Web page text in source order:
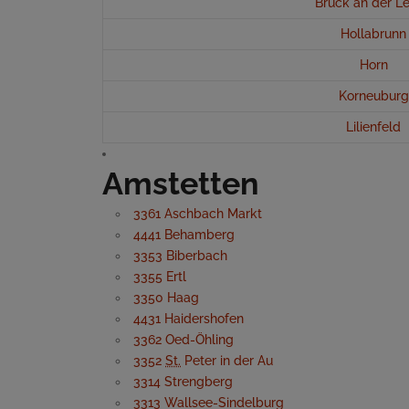
Hollabrunn
Horn
Korneuburg
Lilienfeld
Amstetten
3361 Aschbach Markt
4441 Behamberg
3353 Biberbach
3355 Ertl
3350 Haag
4431 Haidershofen
3362 Oed-Öhling
3352 St. Peter in der Au
3314 Strengberg
3313 Wallsee-Sindelburg